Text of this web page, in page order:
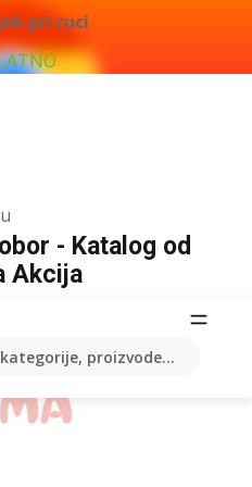
pri ruci
proizvode...
- Katalog od
Akcija